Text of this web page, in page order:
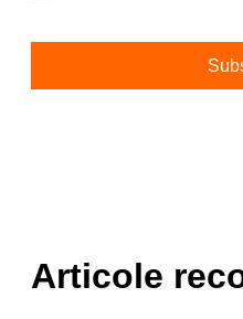
Articole